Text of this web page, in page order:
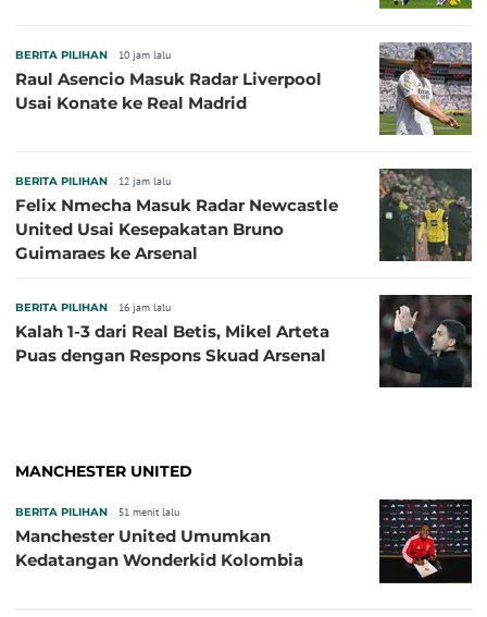
BERITA PILIHAN 10 jam lalu
Raul Asencio Masuk Radar Liverpool
Usai Konate ke Real Madrid
BERITA PILIHAN 12 jam lalu
Felix Nmecha Masuk Radar Newcastle
United Usai Kesepakatan Bruno
Guimaraes ke Arsenal
BERITA PILIHAN 16 jam lalu
Kalah 1-3 dari Real Betis, Mikel Arteta
Puas dengan Respons Skuad Arsenal
MANCHESTER UNITED
BERITA PILIHAN 51 menit lalu
Manchester United Umumkan
Kedatangan Wonderkid Kolombia